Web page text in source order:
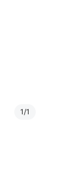
1/1